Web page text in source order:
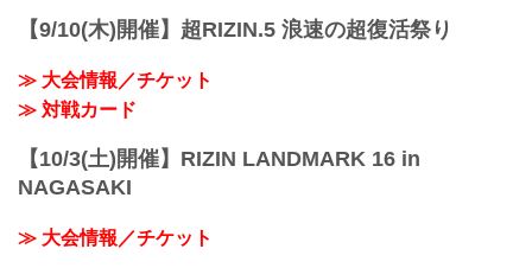
【9/10(木)開催】超RIZIN.5 浪速の超復活祭り
≫ 大会情報／チケット
≫ 対戦カード
【10/3(土)開催】RIZIN LANDMARK 16 in
NAGASAKI
≫ 大会情報／チケット